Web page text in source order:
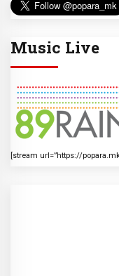
Music Live
[stream url=”https://